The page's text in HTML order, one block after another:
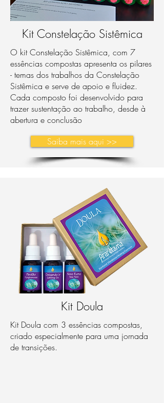
Kit Constelação Sistêmica
O kit Constelação Sistêmica, com 7
essências compostas apresenta os pilares
- temas dos trabalhos da Constelação
Sistêmica e serve de apoio e fluidez.
Cada composto foi desenvolvido para
trazer sustentação ao trabalho, desde à
abertura e conclusão
Saiba mais aqui >>
Kit Doula
Kit Doula com 3 essências compostas,
criado especialmente para uma jornada
de transições.